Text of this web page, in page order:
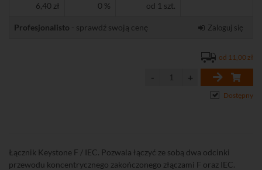
6,40 zł 0 % od 1 szt.
Profesjonalisto - sprawdź swoją cenę Zaloguj się
od 11,00 zł
Dostępny
Łącznik Keystone F / IEC. Pozwala łączyć ze sobą dwa odcinki
przewodu koncentrycznego zakończonego złączami F oraz IEC.